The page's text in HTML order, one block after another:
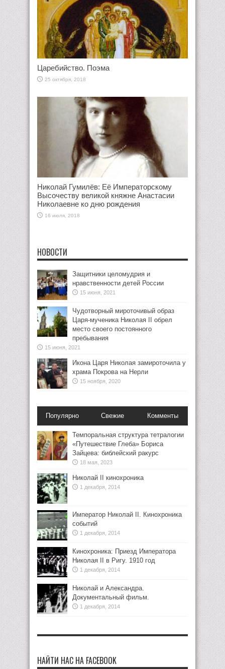
Царебийство. Поэма
25 октября, 2018
Николай Гумилёв: Её Императорскому
Высочеству великой княжне Анастасии
Николаевне ко дню рождения
16 июля, 2018
НОВОСТИ
Защитники целомудрия и
нравственности детей России
15 июня, 2021
Чудотворный мироточивый образ
Царя-мученика Николая II обрел
место своего постоянного
пребывания
15 июня, 2021
Икона Царя Николая замироточила у
храма Покрова на Нерли
15 ноября, 2020
Популярно Свежие Комменты
Темпоральная структура тетралогии
«Путешествие Глеба» Бориса
Зайцева: библейский ракурс
18 мая, 2023
Николай II кинохроника
1 декабря, 2014
Император Николай II. Кинохроника
событий
1 декабря, 2014
Кинохроника: Приезд Императора
Николая II в Ригу. 1910 год
1 декабря, 2014
Николай и Александра.
Документальный фильм.
1 декабря, 2014
НАЙТИ НАС НА FACEBOOK